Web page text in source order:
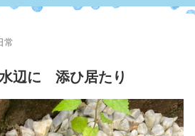
常
辺に 添ひ居たり